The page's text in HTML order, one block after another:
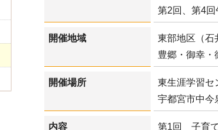
第2回、第4
開催地域
東部地区（石
豊郷・御幸・
開催場所
東生涯学習
宇都宮市中今
内容
第1回 子育て